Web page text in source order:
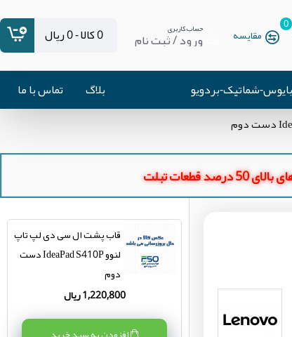
مقایسه
0 حساب کاربری
ورود / ثبت نام 0 کالا - 0 ریال
بایوس-شماتیک-بردویو بلاگ تماس با ما
درصد قطعات تبلت
قاب پشت ال سی دی لپ تاپ
لنوو IdeaPad S410P دست
دوم
1,220,800 ریال